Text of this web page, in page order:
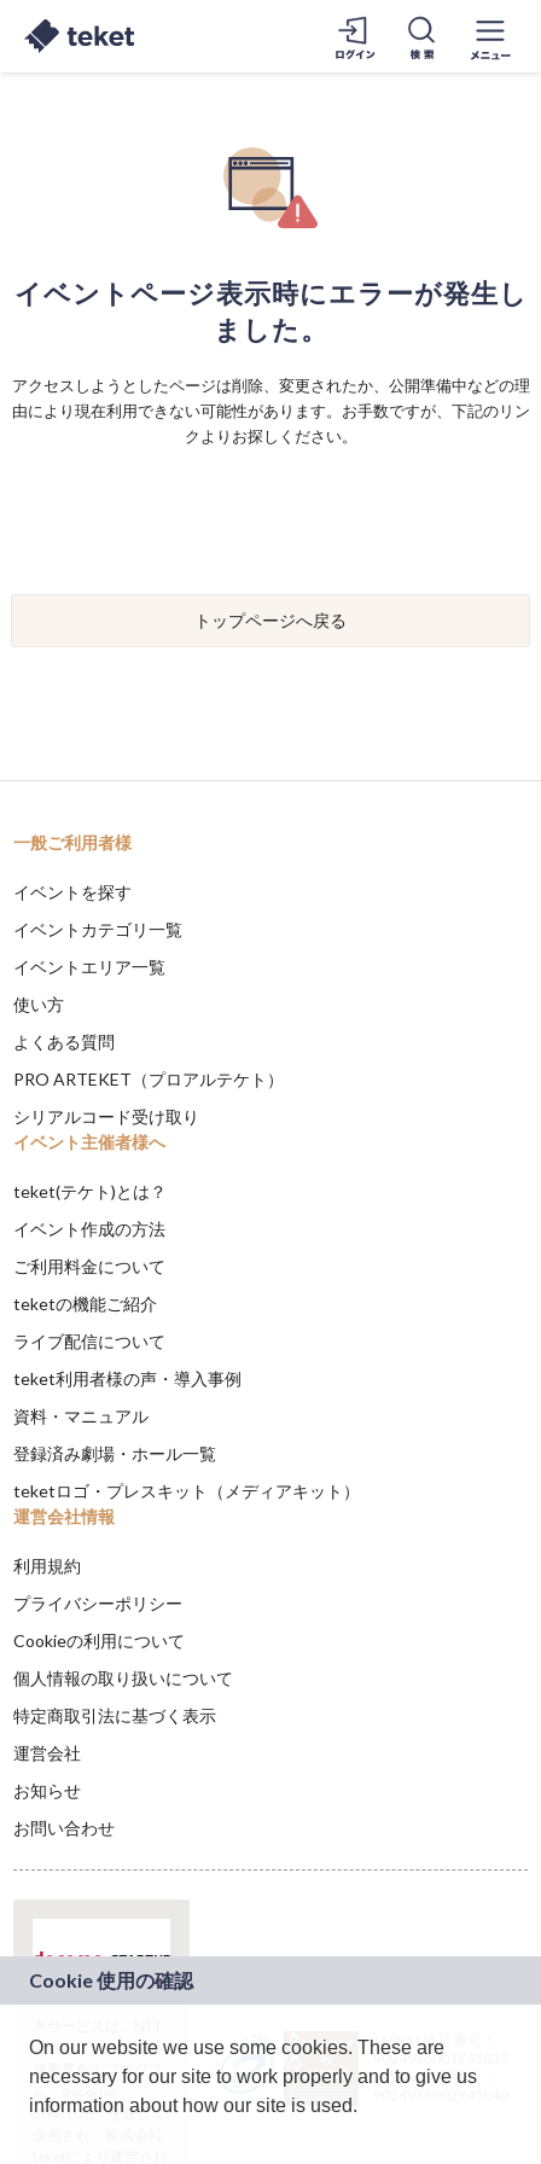
イベントページ表示時にエラーが発生し
ました。
アクセスしようとしたページは削除、変更されたか、公開準備中などの理
由により現在利用できない可能性があります。お手数ですが、下記のリン
クよりお探しください。
トップページへ戻る
一般ご利用者様
イベントを探す
イベントカテゴリ一覧
イベントエリア一覧
使い方
よくある質問
PRO ARTEKET（プロアルテケト）
シリアルコード受け取り
イベント主催者様へ
teket(テケト)とは？
イベント作成の方法
ご利用料金について
teketの機能ご紹介
ライブ配信について
teket利用者様の声・導入事例
資料・マニュアル
登録済み劇場・ホール一覧
teketロゴ・プレスキット（メディアキット）
運営会社情報
利用規約
プライバシーポリシー
Cookieの利用について
個人情報の取り扱いについて
特定商取引法に基づく表示
運営会社
お知らせ
お問い合わせ
ドコモグループの新
規事業創出プログラ
ム「docomo
STARTUP」を通じて
JASRAC許諾番号：
9024936001Y45037
JASRAC許諾番号：
On our website we use some cookies. These are
necessary for our site to work properly and to give us
information about how our site is used.